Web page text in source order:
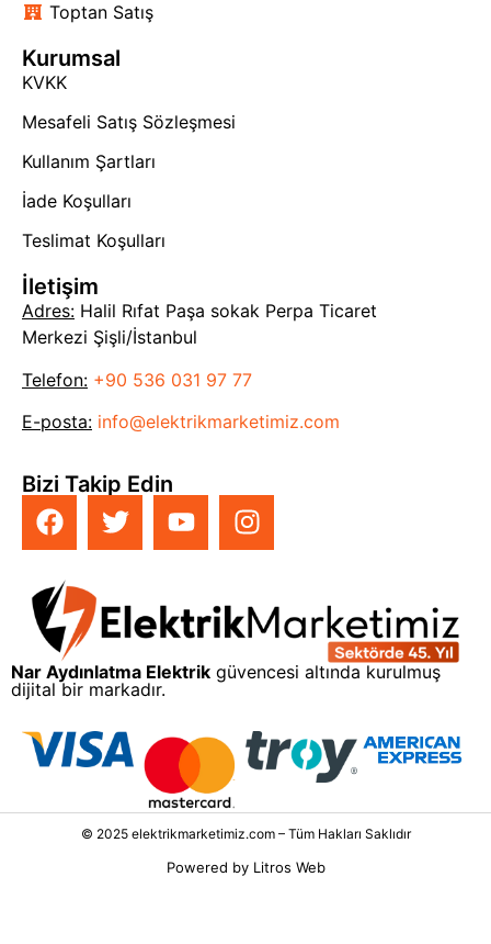
Toptan Satış
Kurumsal
KVKK
Mesafeli Satış Sözleşmesi
Kullanım Şartları
İade Koşulları
Teslimat Koşulları
İletişim
Adres: Halil Rıfat Paşa sokak Perpa Ticaret
Merkezi Şişli/İstanbul
Telefon: +90 536 031 97 77
E-posta: info@elektrikmarketimiz.com
Bizi Takip Edin
Nar Aydınlatma Elektrik güvencesi altında kurulmuş
dijital bir markadır.
© 2025 elektrikmarketimiz.com – Tüm Hakları Saklıdır
Powered by Litros Web